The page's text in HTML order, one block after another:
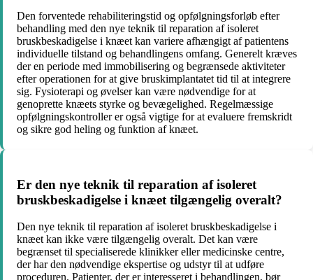
Den forventede rehabiliteringstid og opfølgningsforløb efter
behandling med den nye teknik til reparation af isoleret
bruskbeskadigelse i knæet kan variere afhængigt af patientens
individuelle tilstand og behandlingens omfang. Generelt kræves
der en periode med immobilisering og begrænsede aktiviteter
efter operationen for at give bruskimplantatet tid til at integrere
sig. Fysioterapi og øvelser kan være nødvendige for at
genoprette knæets styrke og bevægelighed. Regelmæssige
opfølgningskontroller er også vigtige for at evaluere fremskridt
og sikre god heling og funktion af knæet.
Er den nye teknik til reparation af isoleret
bruskbeskadigelse i knæet tilgængelig overalt?
Den nye teknik til reparation af isoleret bruskbeskadigelse i
knæet kan ikke være tilgængelig overalt. Det kan være
begrænset til specialiserede klinikker eller medicinske centre,
der har den nødvendige ekspertise og udstyr til at udføre
proceduren. Patienter, der er interesseret i behandlingen, bør